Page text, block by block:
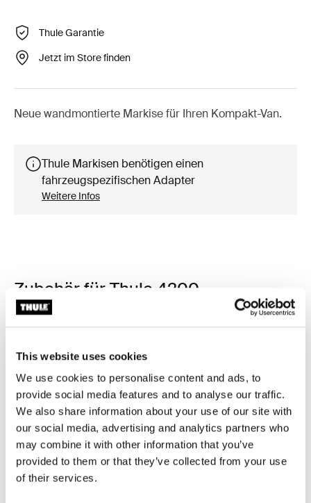
This website uses cookies
We use cookies to personalise content and ads, to
provide social media features and to analyse our traffic.
We also share information about your use of our site with
our social media, advertising and analytics partners who
may combine it with other information that you’ve
provided to them or that they’ve collected from your use
of their services.
Thule Garantie
Jetzt im Store finden
Neue wandmontierte Markise für Ihren Kompakt-Van.
Thule Markisen benötigen einen
fahrzeugspezifischen Adapter
Weitere Infos
Zubehör für Thule 4200